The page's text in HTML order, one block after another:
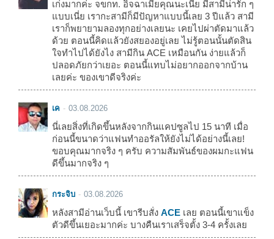
เก่งมากค่ะ จขกท. อิจฉาเมียคุณนะเนีย มีสามีน่ารัก ๆ
แบบเนี่ย เรากะสามีก็มีปัญหาแบบนี้เลย 3 ปีแล้ว สามี
เราก็พยายามลองทุกอย่างเลยนะ เคยไปผ่าตัดมาแล้ว
ด้วย ตอนนี้คิดแล้วยังสยองอยู่เลย ไม่รู้ตอนนั้นตัดสิน
ใจทำไปได้ยังไง สามีกิน ACE เหมือนกัน ง่ายแล้วก็
ปลอดภัยกว่าเยอะ ตอนนี้แทบไม่อยากออกจากบ้าน
เลยค่ะ ของเขาดีจริงค่ะ
เค 03.08.2026
นี่เลยสิ่งที่เกิดขึ้นหลังจากกินแคปซูลไป 15 นาที เมื่อ
ก่อนนี้ขนาดว่าแฟนทำออรัลให้ยังไม่ได้อย่างนี้เลย!
ขอบคุณมากจริง ๆ ครับ ความสัมพันธ์ของผมกะแฟน
ดีขึ้นมากจริง ๆ
กระจิบ 03.08.2026
หลังสามีอ่านเว็บนี้ เขารีบสั่ง ACE เลย ตอนนี้เขาแข็ง
ตัวดีขึ้นเยอะมากค่ะ บางคืนเราเสร็จตั้ง 3-4 ครั้งเลย